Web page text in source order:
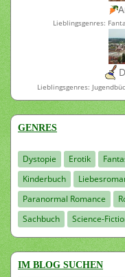
Lieblingsgenres:
Lieblingsgenres:
GENRES
Dystopie Erotik
Kinderbuch
Paranormal Romance
Sachbuch
Science-
IM BLOG SUCHEN